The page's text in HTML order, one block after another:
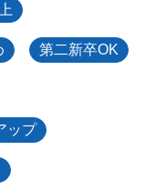
第二新卒OK
ップ